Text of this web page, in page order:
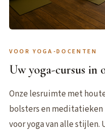
VOOR YOGA-DOCENTEN
Uw yoga-cursus in
Onze lesruimte met
bolsters en
voor yoga van alle